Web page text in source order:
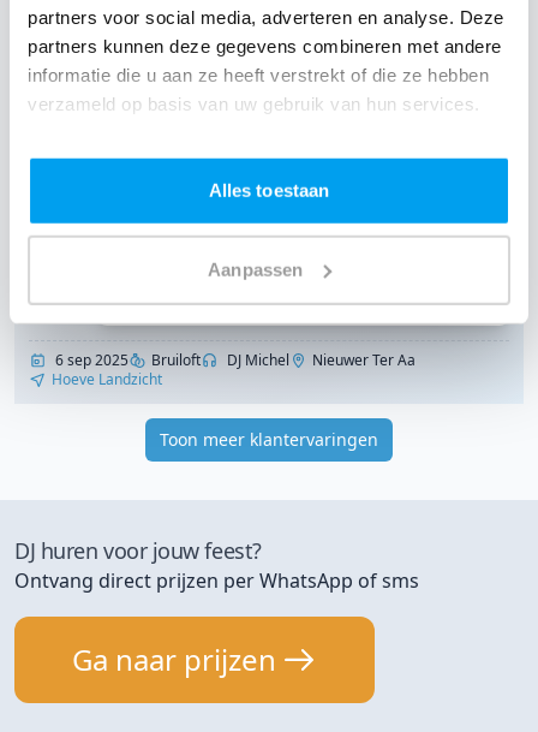
partners voor social media, adverteren en analyse. Deze
partners kunnen deze gegevens combineren met andere
informatie die u aan ze heeft verstrekt of die ze hebben
verzameld op basis van uw gebruik van hun services.
Alles toestaan
Aanpassen
8 nov 2025 Verjaardag DJ Michel
Hilversum
Brasserie Zonnestraal
"Geweldige en lieve dj"
Er is heerlijk gedanst, zelfs na de afwezigheid
van ons als bruidspaar. Enorm veel
iedereen heeft het enorm naar hun zin gehad.
- Tessa|Bruid
6 sep 2025 Bruiloft DJ Michel
Nieuwer Ter Aa
Hoeve Landzicht
Toon meer klantervaringen
DJ huren voor jouw feest?
Ontvang direct prijzen per WhatsApp of sms
Ga naar prijzen